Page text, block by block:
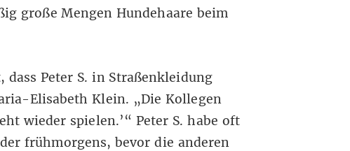
große Mengen Hundehaare beim
Peter S. in Straßenkleidung
Elisabeth Klein. „Die Kollegen
wieder spielen.’“ Peter S. habe oft
frühmorgens, bevor die anderen